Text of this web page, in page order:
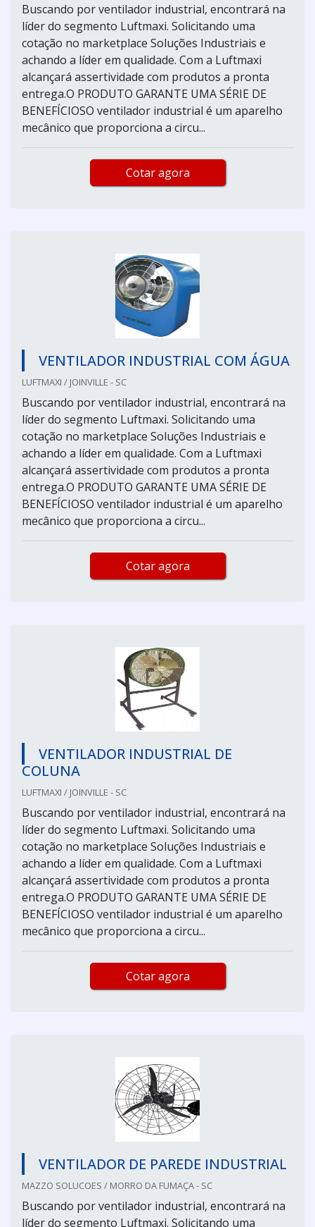
Buscando por ventilador industrial, encontrará na
líder do segmento Luftmaxi. Solicitando uma
cotação no marketplace Soluções Industriais e
achando a líder em qualidade. Com a Luftmaxi
alcançará assertividade com produtos a pronta
entrega.O PRODUTO GARANTE UMA SÉRIE DE
BENEFÍCIOSO ventilador industrial é um aparelho
mecânico que proporciona a circu...
Cotar agora
VENTILADOR INDUSTRIAL COM ÁGUA
LUFTMAXI / JOINVILLE - SC
Buscando por ventilador industrial, encontrará na
líder do segmento Luftmaxi. Solicitando uma
cotação no marketplace Soluções Industriais e
achando a líder em qualidade. Com a Luftmaxi
alcançará assertividade com produtos a pronta
entrega.O PRODUTO GARANTE UMA SÉRIE DE
BENEFÍCIOSO ventilador industrial é um aparelho
mecânico que proporciona a circu...
Cotar agora
VENTILADOR INDUSTRIAL DE
COLUNA
LUFTMAXI / JOINVILLE - SC
Buscando por ventilador industrial, encontrará na
líder do segmento Luftmaxi. Solicitando uma
cotação no marketplace Soluções Industriais e
achando a líder em qualidade. Com a Luftmaxi
alcançará assertividade com produtos a pronta
entrega.O PRODUTO GARANTE UMA SÉRIE DE
BENEFÍCIOSO ventilador industrial é um aparelho
mecânico que proporciona a circu...
Cotar agora
VENTILADOR DE PAREDE INDUSTRIAL
MAZZO SOLUCOES / MORRO DA FUMAÇA - SC
Buscando por ventilador industrial, encontrará na
líder do segmento Luftmaxi. Solicitando uma